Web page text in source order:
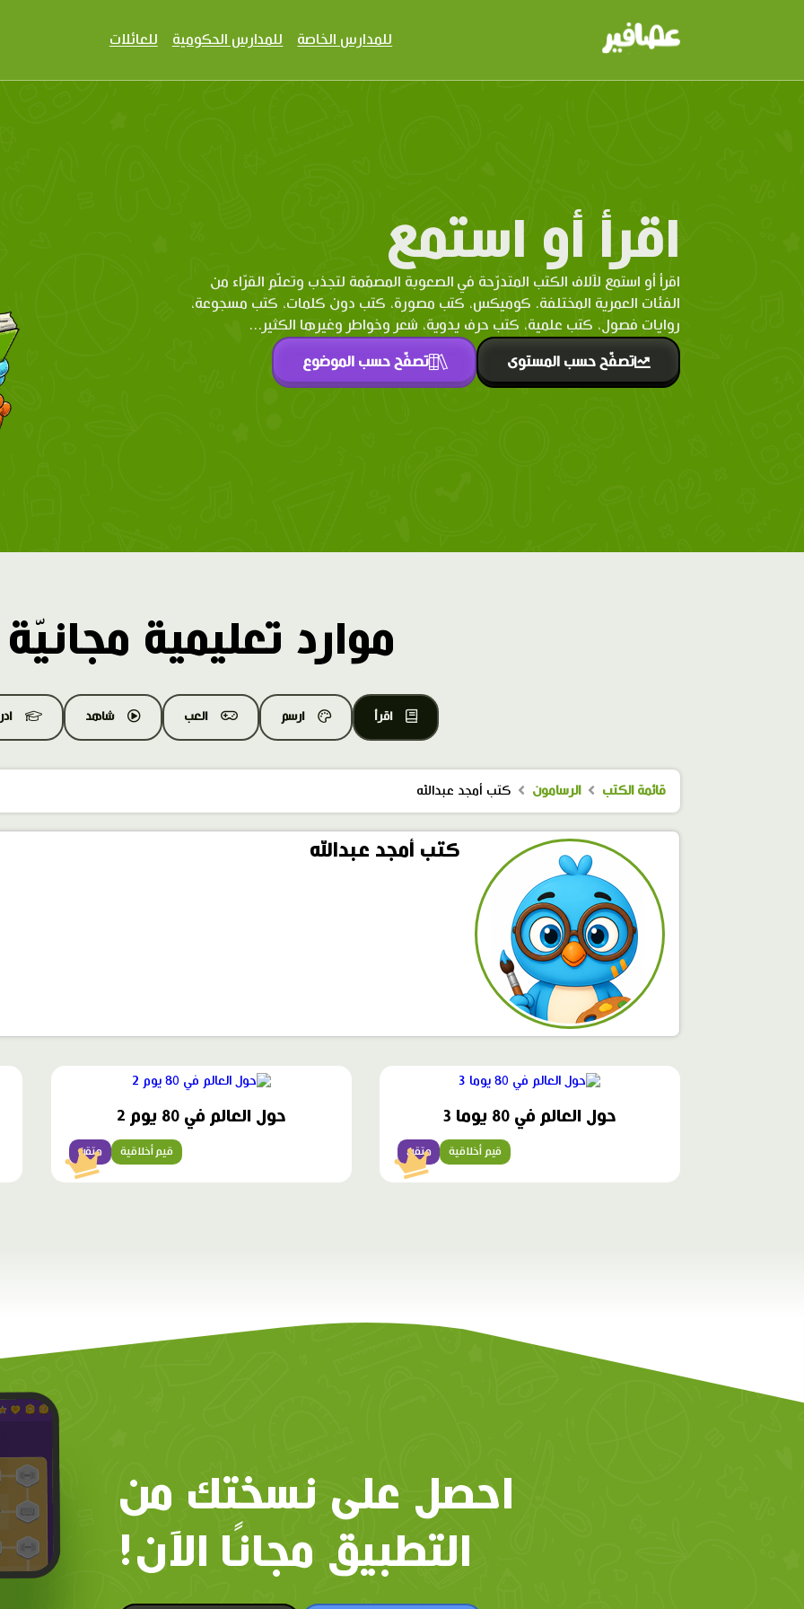
للمدارس الخاصة للمدارس الحكومية للعائلات
اقرأ أو استمع
اقرأ أو استمع لآلاف الكتب المتدرّحة في الصعوبة المصمّمة لتجذب وتعلّم القرّاء من
الفئات العمرية المختلفة. كوميكس، كتب مصورة، كتب دون كلمات، كتب مسجوعة،
روايات فصول، كتب علمية، كتب حرف يدوية، شعر وخواطر وغيرها الكثير...
تصفّح حسب المستوى تصفّح حسب الموضوع
موارد تعليمية مجانيّة
اقرأ ارسم العب شاهد
قائمة الكتب الرسامون كتب أمجد عبدالله
كتب أمجد عبدالله
محتوى
حول العالم في 80 يوما 3
متقن قيم أخلاقية
محتوى
حول العالم في 80 يوم 2
متقن قيم أخلاقية
احصل على نسختك من
التطبيق مجانًا الآن!